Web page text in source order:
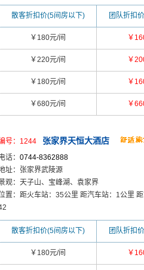
散客折扣价(5间房以下) 团队折扣
￥180元/间 ￥
￥220元/间 ￥
￥180元/间 ￥
￥680元/间 ￥
号：1244 张家界天恒大酒店
话： 0744-8362888
址：张家界武陵源
观：天子山、宝峰湖、袁家界
置：距火车站：35公里 距汽车站：1公里
散客折扣价(5间房以下) 团队折扣
￥180元/间 ￥